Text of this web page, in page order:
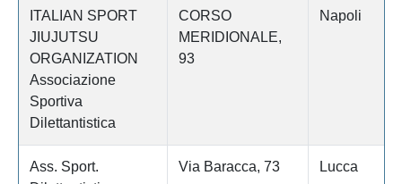
ITALIAN SPORT
JIUJUTSU
ORGANIZATION
Associazione
Sportiva
Dilettantistica
CORSO
MERIDIONALE,
93
Napoli
Ass. Sport.
Via Baracca, 73 Lucca